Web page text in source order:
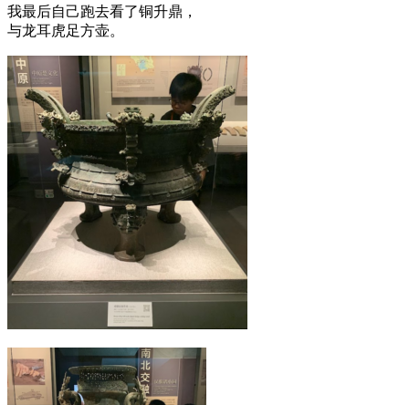
我最后自己跑去看了铜升鼎，
与龙耳虎足方壶。